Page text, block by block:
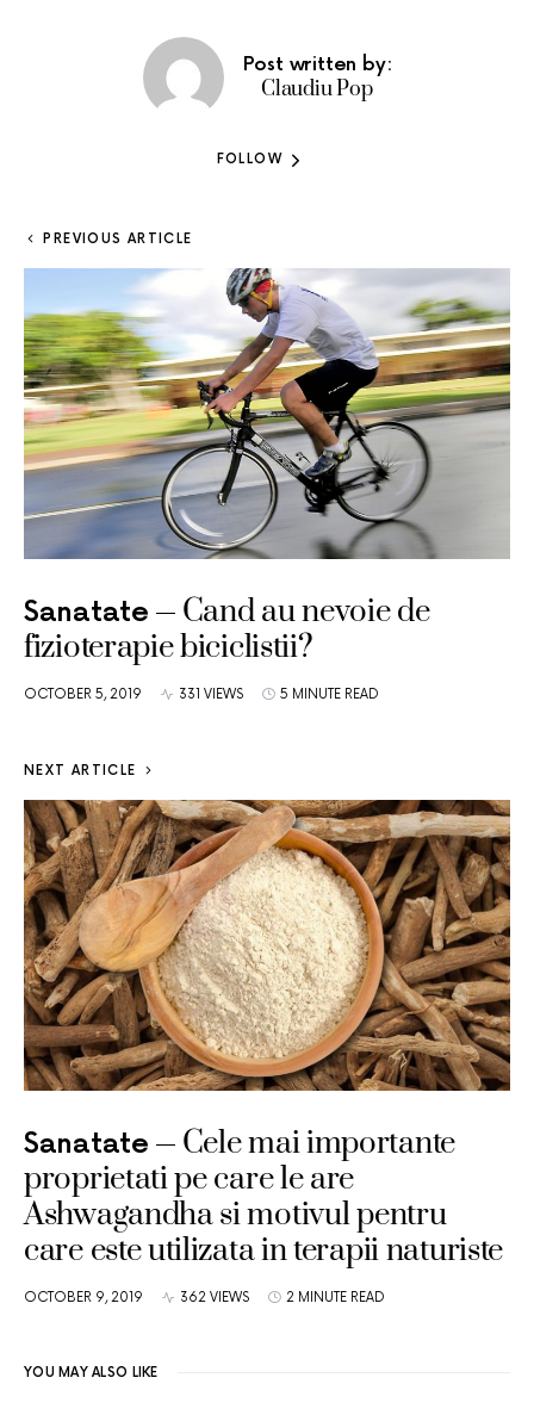
Post written by:
Claudiu Pop
FOLLOW
PREVIOUS ARTICLE
Sanatate
Cand au nevoie de
fizioterapie biciclistii?
OCTOBER 5, 2019 331 VIEWS 5 MINUTE READ
NEXT ARTICLE
Sanatate
Cele mai importante
proprietati pe care le are
Ashwagandha si motivul pentru
care este utilizata in terapii naturiste
OCTOBER 9, 2019 362 VIEWS 2 MINUTE READ
YOU MAY ALSO LIKE